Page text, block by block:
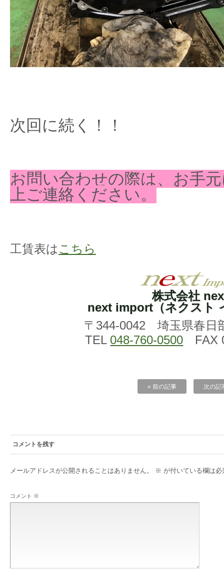
次回に続く！！
お問い合わせの際は、お手
上ご連絡ください。
工賃表は こちら
株式会社
next import（ネクスト
〒344-0042 埼玉県春日
TEL 048-760-0500 FAX
« 前の記事 次の記
コメントを残す
メールアドレスが公開されることはありません。 ※ が付いている欄は必
コメント ※